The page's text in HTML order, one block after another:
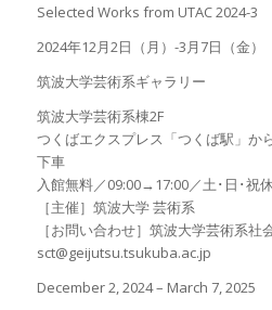
Selected Works from UTAC 2024-3
2024年12月2日（月）-3月7日（金）
筑波大学芸術系ギャラリー
筑波大学芸術系棟2F
つくばエクスプレス「つくば駅」か
下車
入館無料／09:00→17:00／土･日･祝
［主催］筑波大学 芸術系
［お問い合わせ］筑波大学芸術系社
sct@geijutsu.tsukuba.ac.jp
December 2, 2024 – March 7, 2025